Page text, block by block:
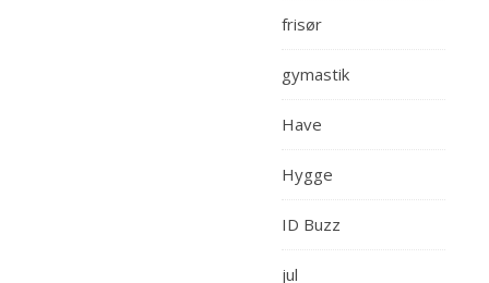
frisør
gymastik
Have
Hygge
ID Buzz
jul